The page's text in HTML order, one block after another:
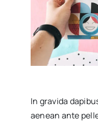
In gravida
aenean ante